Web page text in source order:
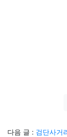
다음 글 : 검단사거